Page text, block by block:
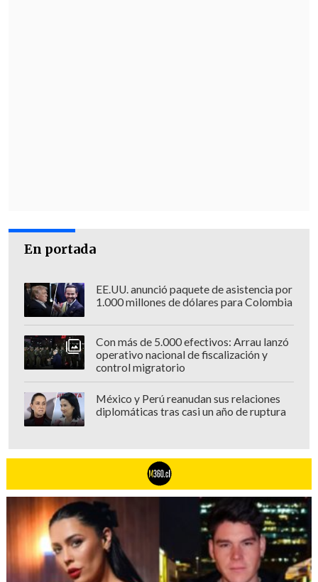
En portada
EE.UU. anunció paquete de asistencia por
1.000 millones de dólares para Colombia
Con más de 5.000 efectivos: Arrau lanzó
operativo nacional de fiscalización y
control migratorio
México y Perú reanudan sus relaciones
diplomáticas tras casi un año de ruptura